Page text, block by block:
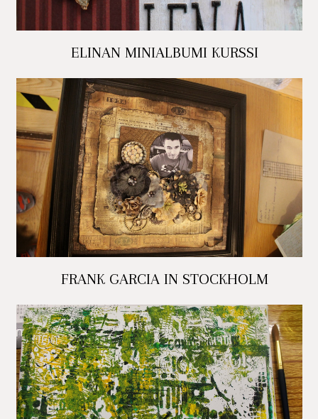
ELINAN MINIALBUMI KURSSI
FRANK GARCIA IN STOCKHOLM